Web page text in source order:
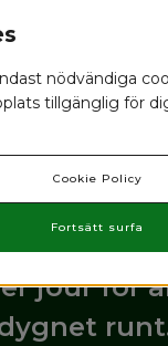
jour för
nödvändiga
tillgänglig för
Cookie Policy
Fortsätt surfa